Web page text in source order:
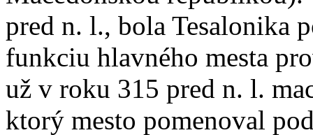
pred n. l., bola Tesalonika
funkciu hlavného mesta
už v roku 315 pred n. l.
ktorý mesto pomenoval